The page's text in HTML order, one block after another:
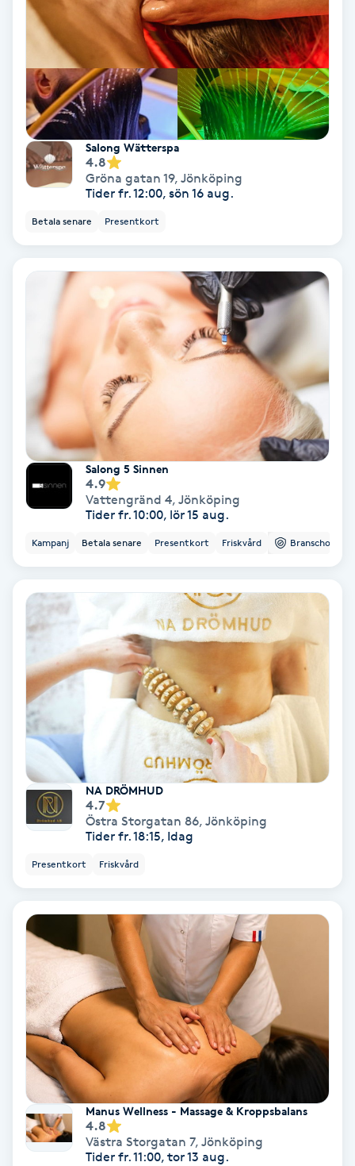
Regndroppsmassage
Reikihealing
Reiki massage
Restorative Yoga
Rosenmetoden
Ryggmassage
Samtalsterapi
Senioryoga
Shiatsu
Singelfransar
Skalpmassage
Skinbooster
Sklerosering
Skoinlägg
Skägg
Skäggfärgning
Skäggklippning
Skäggtrimmning
Skönhet
Slingor
Sockring
Spa
Spa manikyr & pedikyr
Salong Wätterspa
4.8
Gröna gatan 19, Jönköping
Tider fr. 12:00, sön 16 aug.
Betala senare Presentkort
Salong 5 Sinnen
4.9
Vattengränd 4, Jönköping
Tider fr. 10:00, lör 15 aug.
Kampanj Betala senare Presentkort Friskvård Branschorg.
NA DRÖMHUD
4.7
Östra Storgatan 86, Jönköping
Tider fr. 18:15, Idag
Presentkort Friskvård
Manus Wellness - Massage & Kroppsbalans
4.8
Västra Storgatan 7, Jönköping
Tider fr. 11:00, tor 13 aug.